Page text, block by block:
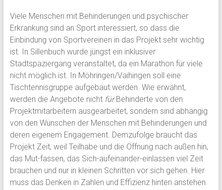
Viele Menschen mit Behinderungen und psychischer
Erkrankung sind an Sport interessiert, so dass die
Einbindung von Sportvereinen in das Projekt sehr wichtig
ist. In Sillenbuch wurde jüngst ein inklusiver
Stadtspaziergang veranstaltet, da ein Marathon für viele
nicht möglich ist. In Möhringen/Vaihingen soll eine
Tischtennisgruppe aufgebaut werden. Wie erwähnt,
werden die Angebote nicht fürBehinderte von den
Projektmitarbeitern ausgearbeitet, sondern sind abhängig
von den Wünschen der Menschen mit Behinderungen und
deren eigenem Engagement. Demzufolge braucht das
Projekt Zeit, weil Teilhabe und die Öffnung nach außen hin,
das Mut-fassen, das Sich-aufeinander-einlassen viel Zeit
brauchen und nur in kleinen Schritten vor sich gehen. Hier
muss das Denken in Zahlen und Effizienz hinten anstehen.